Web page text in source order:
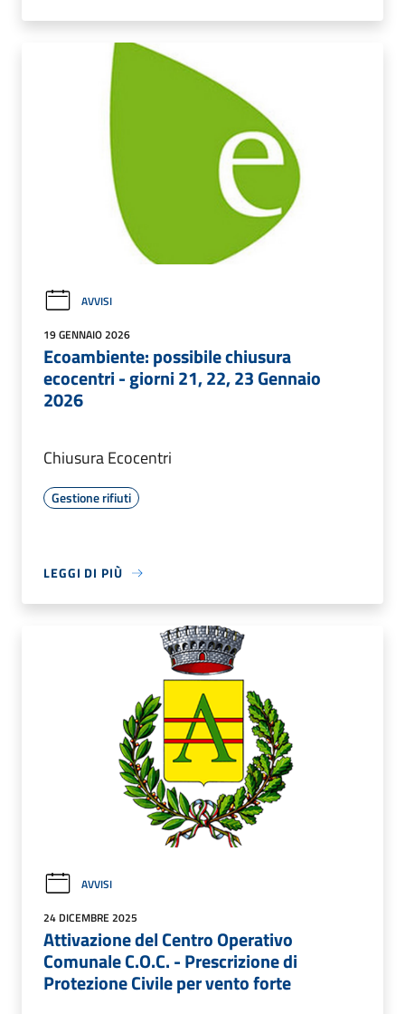
AVVISI
19 GENNAIO 2026
Ecoambiente: possibile chiusura
ecocentri - giorni 21, 22, 23 Gennaio
2026
Chiusura Ecocentri
Gestione rifiuti
LEGGI DI PIÙ
AVVISI
24 DICEMBRE 2025
Attivazione del Centro Operativo
Comunale C.O.C. - Prescrizione di
Protezione Civile per vento forte